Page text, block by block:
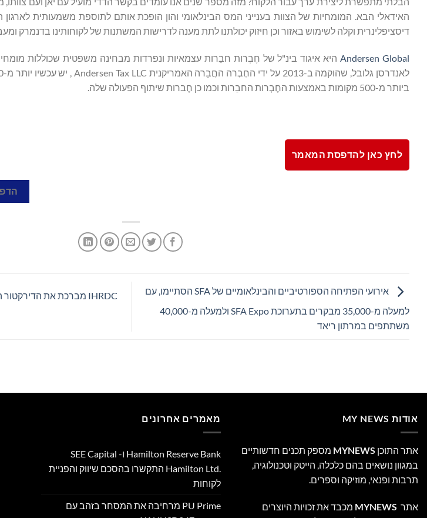
האידאלי הבא. המומחיות של הצוות בענייני המס הבינלאומי והון הופכת אותם לתוספת משמעותית לארגון
דיסציפלינרית וקלה לשימוש באזור וכן חיזוק יכולתנו לתת מענה לדרישות המשתנות של לקוחותינו בדנמרק
Andersen Global היא איגוד בינ"ל של חֶבְרות חבֵרות עצמאיות ונפרדות מבחינה משפטית שכוללות
ביותר מ-500 מקומות באמצעות החֶבְרות החבֵרות וכמו כן חֶברות שיתוף הפעולה שלה.
לחץ כאן להדפסת המאמר
אירועי הפתיחה הספורטיביים והבינלאומיים של SFA הסתיימו, עם
למעלה מ-35,000 מבקרים בתערוכת SFA Expo ולמעלה מ-40,000
משתתפים במרתון ריאד
IHRDC מברכת את הדירקטור החדש למכירות בינלאומיות רוברט קופר
אודות MY NEWS
אתר התוכן MYNEWS מספק תכנים חדשותיים
במגוון נושאים בהם כלכלה, הייטק וטכנולוגיה,
תרבות ופנאי, מוזיקה וספרים.
אתר MYNEWS מכבד את זכויות היוצרים
מאמרים אחרונים
Hamilton Reserve Bank ו- SEE Capital
Hamilton Ltd.‎ התקשרו בהסכם שיווק והפניית
לקוחות
PU Prime מרחיבה את המסחר בזהב עם